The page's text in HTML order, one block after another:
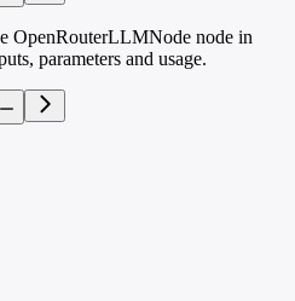
OpenRouterLLMNode node in
parameters and usage.